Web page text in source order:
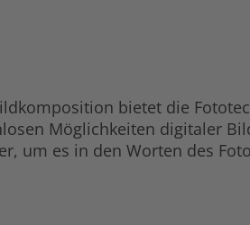
bietet die
Möglichkeiten digitaler
um es in den Worten des